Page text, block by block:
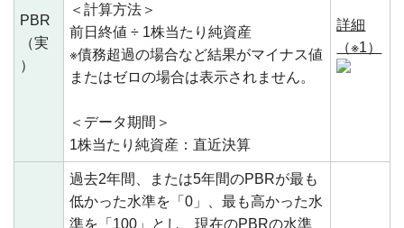
PBR
（実
）
＜計算方法＞
前日終値 ÷ 1株当たり純資産
※債務超過の場合など結果がマイナス値
またはゼロの場合は表示されません。
＜データ期間＞
1株当たり純資産：直近決算
詳細
（※1）
過去2年間、または5年間のPBRが最も
低かった水準を「0」、最も高かった水
準を「100」とし、現在のPBRの水準